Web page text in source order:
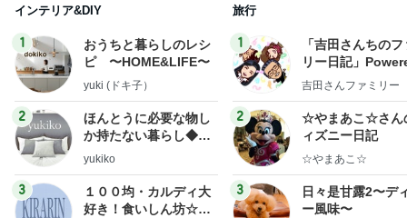
インテリア&DIY
1
おうちと暮らしのレシ
ピ 〜HOME&LIFE〜
yuki (ドキ子）
2
ほんとうに必要な物し
か持たない暮らし◆Ke
ep Life Simple◆〜イ
yukiko
3
１００均・カルディ大
好き！食いしん坊☆き
旅行
1
「吉田さんちの
リー日記」
y Ameba 吉田さ
ログ
吉田さんファミリー
2
☆やまあこ☆さん
ィズニー日記
☆やまあこ☆
3
日々是甘露2〜デ
ー風味〜